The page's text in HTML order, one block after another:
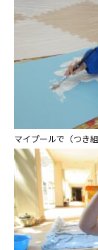
マイプールで（つき組